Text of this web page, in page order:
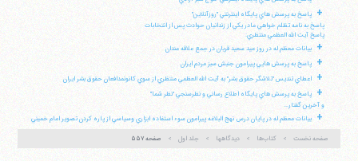
+
پاسخ به پرسش هاي پايگاه اينترنتي "روزآنلاين"
پاسخ به نامه تظلم خواهي مادر يكي از زندانيان حوادث پس از انتخابات
پاسخ آيت الله العظمي منتظري:
+ بيانات معظم له در روز عيد سعيد قربان در جمع علاقه مندان
+ پاسخ به پرسش هايي پيرامون جنبش سبز مردم ايران
+ اعطاي تنديس "تلاشگر حقوق بشر" به آيت الله العظمي منتظري از سوي كانونمدافعان حقوق بشر ايران
+
پاسخ به پرسش هاي پايگاه اطلاع رساني و نظرسنجي "نظر شما"
و آخرين گفتار...
+ بيانات معظم له در پايان درس نهج البلاغه پيرامون سوء استفاده ابزاري وسياسي از پاره كردن تصوير امام خميني
صفحه نخست کتاب‌ها دیدگاهها جلد اول صفحه ۵۵۷